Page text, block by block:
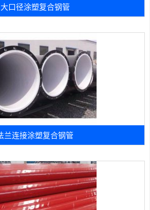
大口径涂塑复合钢管
兰连接涂塑复合钢管